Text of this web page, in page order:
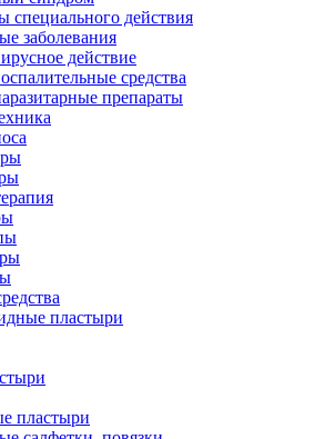
специального действия
заболевания
действие
средства
препараты
пластыри
пластыри